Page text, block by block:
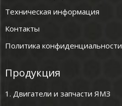
Техническая информация
Контакты
Политика конфиденциальности
Продукция
1. Двигатели и запчасти ЯМЗ